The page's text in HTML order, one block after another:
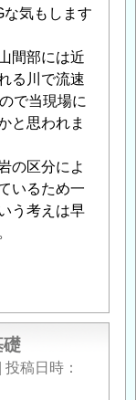
気もします
間部には近
る川で流速
で当現場に
と思われま
の区分によ
いるため一
う考えは早
投稿日時